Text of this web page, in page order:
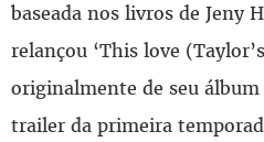
baseada nos livros de Jeny
relançou ‘This love
originalmente de seu álbum
trailer da primeira